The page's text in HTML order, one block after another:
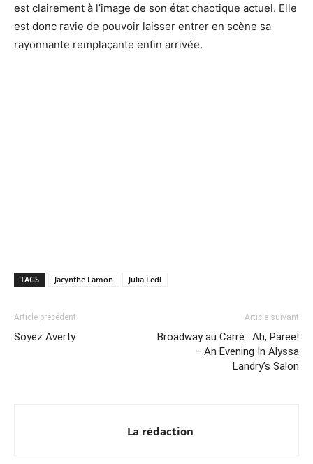
est clairement à l’image de son état chaotique actuel. Elle
est donc ravie de pouvoir laisser entrer en scène sa
rayonnante remplaçante enfin arrivée.
TAGS Jacynthe Lamon Julia Ledl
Article précédent
Soyez Averty
Article suivant
Broadway au Carré : Ah, Paree!
– An Evening In Alyssa
Landry’s Salon
La rédaction